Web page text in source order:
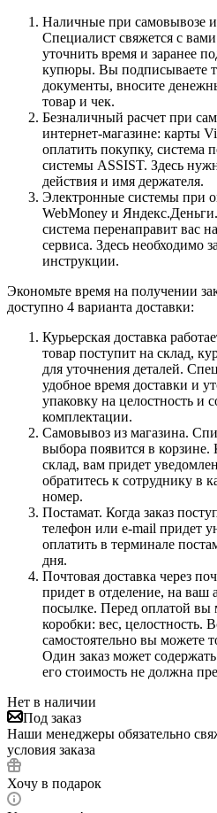
Наличные при самовывозе
Специалист свяжется с
уточнить время и заранее
купюры. Вы подписываете
документы, вносите
товар и чек.
Безналичный расчет при
интернет-магазине: карты
оплатить покупку, система
системы ASSIST. Здесь
действия и имя держателя.
Электронные системы при
WebMoney и
система перенаправит вас
сервиса. Здесь необходимо
инструкции.
Экономьте время на получении
доступно 4 варианта доставки:
Курьерская доставка
товар поступит на склад,
для уточнения деталей.
удобное время доставки и
упаковку на целостность и
комплектации.
Самовывоз из магазина.
выбора появится в корзине.
склад, вам придет
обратитесь к сотруднику в
номер.
Постамат. Когда заказ
телефон или e-mail придет
оплатить в терминале
дня.
Почтовая доставка через
придет в отделение, на ваш
посылке. Перед оплатой вы
коробки: вес, целостность.
самостоятельно вы можете
Один заказ может
его стоимость не должна
Нет в наличии
Под заказ
Наши менеджеры обязательно
условия заказа
Хочу в подарок